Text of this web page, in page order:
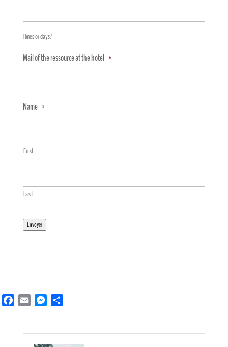
Times or days?
Mail of the ressource at the hotel *
Name *
First
Last
Envoyer
FacebookEmail Messenger